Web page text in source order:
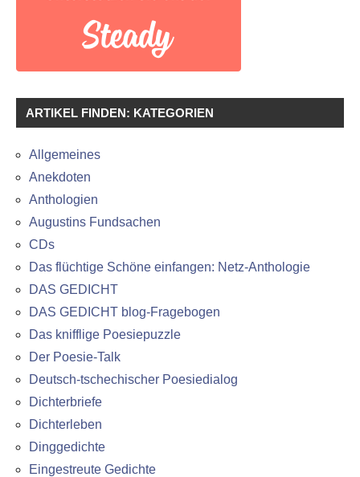
ARTIKEL FINDEN: KATEGORIEN
Allgemeines
Anekdoten
Anthologien
Augustins Fundsachen
CDs
Das flüchtige Schöne einfangen: Netz-Anthologie
DAS GEDICHT
DAS GEDICHT blog-Fragebogen
Das knifflige Poesiepuzzle
Der Poesie-Talk
Deutsch-tschechischer Poesiedialog
Dichterbriefe
Dichterleben
Dinggedichte
Eingestreute Gedichte